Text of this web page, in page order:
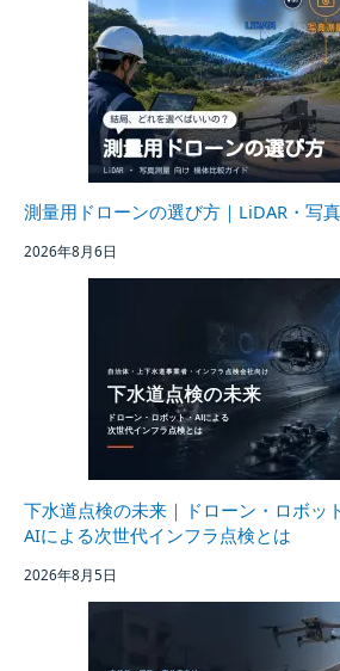
測量用ドローンの選び方｜LiDAR・写
2026年8月6日
下水道点検の未来｜ドローン・ロボッ
AIによる次世代インフラ点検とは
2026年8月5日